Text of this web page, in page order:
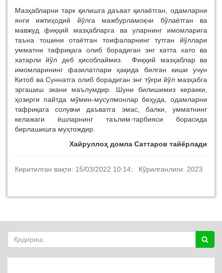
Мазҳабларни тарк қилишга даъват қилаётган, одамларни
янги ижтиҳодий йўлга мажбурламоқчи бўлаётган ва
мавжуд фиқҳий мазҳабларга ва уларнинг имомларига
таъна тошини отаётган тоифаларнинг тутган йўллари
умматни тафриқага олиб борадиган энг катта хато ва
хатарли йўл деб ҳисоблаймиз. Фиқҳий мазҳаблар ва
имомларининг фазилатлари ҳақида билган киши учун
Китоб ва Суннатга олиб борадиган энг тўғри йўл мазҳабга
эргашиш экани маълумдир. Шуни билишимиз керакки,
ҳозирги пайтда мўмин-мусулмонлар беҳуда, одамларни
тафриқага солувчи даъватга эмас, балки, умматнинг
келажаги ёшларнинг таълим-тарбияси борасида
бирлашишга муҳтождир.
Хайруллоҳ домла Саттаров тайёрлади
Киритилган вақти: 15/03/2022 10:14; Кўрилганлиги: 2023